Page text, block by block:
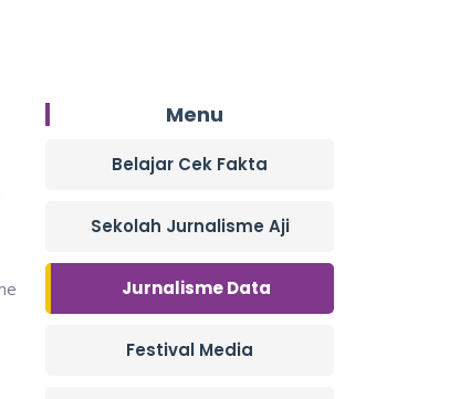
Menu
Belajar Cek Fakta
Sekolah Jurnalisme Aji
Jurnalisme Data
Festival Media